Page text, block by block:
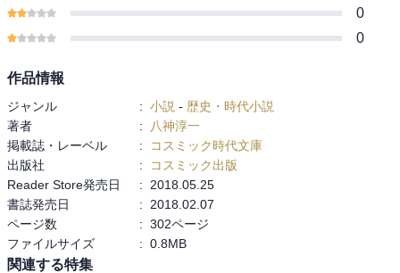
0
0
作品情報
ジャンル : 小説 - 歴史・時代小説
著者
:
八神淳一
掲載誌・レーベル
:
コスミック時代文庫
出版社
:
コスミック出版
Reader Store発売日
:
2018.05.25
書誌発売日
:
2018.02.07
ページ数
: 302ページ
ファイルサイズ
: 0.8MB
関連する特集